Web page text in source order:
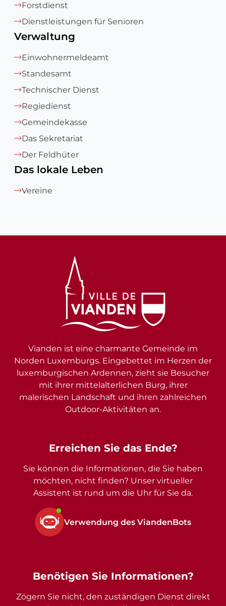
Forstdienst
Dienstleistungen für Senioren
Verwaltung
Einwohnermeldeamt
Standesamt
Technischer Dienst
Regiedienst
Gemeindekasse
Das Sekretariat
Der Feldhüter
Das lokale Leben
Vereine
Erreichen Sie das Ende?
Sie können die Informationen, die Sie haben
möchten, nicht finden? Unser virtueller
Assistent ist rund um die Uhr für Sie da.
Verwendung des ViandenBots
Vianden ist eine charmante Gemeinde im
Norden Luxemburgs. Eingebettet im Herzen der
luxemburgischen Ardennen, zieht sie Besucher
mit ihrer mittelalterlichen Burg, ihrer
malerischen Landschaft und ihren zahlreichen
Outdoor-Aktivitäten an.
Benötigen Sie Informationen?
Zögern Sie nicht, den zuständigen Dienst direkt